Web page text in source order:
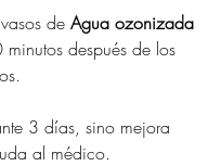
de Agua ozonizada
después de los
3 días, sino mejora
al médico.